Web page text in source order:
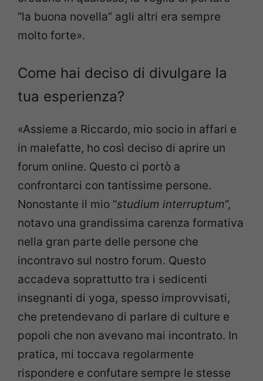
“la buona novella” agli altri era sempre
molto forte».
Come hai deciso di divulgare la
tua esperienza?
«Assieme a Riccardo, mio socio in affari e
in malefatte, ho così deciso di aprire un
forum online. Questo ci portò a
confrontarci con tantissime persone.
Nonostante il mio “studium interruptum“,
notavo una grandissima carenza formativa
nella gran parte delle persone che
incontravo sul nostro forum. Questo
accadeva soprattutto tra i sedicenti
insegnanti di yoga, spesso improvvisati,
che pretendevano di parlare di culture e
popoli che non avevano mai incontrato. In
pratica, mi toccava regolarmente
rispondere e confutare sempre le stesse